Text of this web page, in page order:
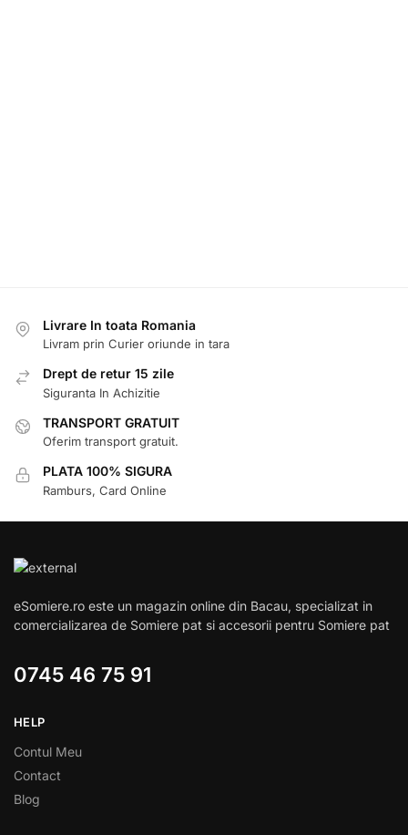
Livrare In toata Romania
Livram prin Curier oriunde in tara
Drept de retur 15 zile
Siguranta In Achizitie
TRANSPORT GRATUIT
Oferim transport gratuit.
PLATA 100% SIGURA
Ramburs, Card Online
eSomiere.ro este un magazin online din Bacau, specializat in
comercializarea de Somiere pat si accesorii pentru Somiere pat
0745 46 75 91
HELP
Contul Meu
Contact
Blog